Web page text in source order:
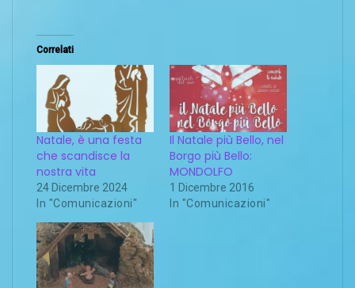
Correlati
Natale, è una festa
che scandisce la
nostra vita
24 Dicembre 2024
In "Comunicazioni"
Il Natale più Bello, nel
Borgo più Bello:
MONDOLFO
1 Dicembre 2016
In "Comunicazioni"